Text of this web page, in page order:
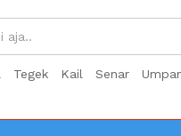
Tegek Kail Senar